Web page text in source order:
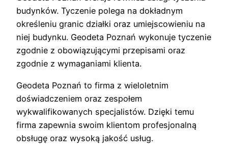
budynków. Tyczenie polega na dokładnym
określeniu granic działki oraz umiejscowieniu na
niej budynku. Geodeta Poznań wykonuje tyczenie
zgodnie z obowiązującymi przepisami oraz
zgodnie z wymaganiami klienta.
Geodeta Poznań to firma z wieloletnim
doświadczeniem oraz zespołem
wykwalifikowanych specjalistów. Dzięki temu
firma zapewnia swoim klientom profesjonalną
obsługę oraz wysoką jakość usług.